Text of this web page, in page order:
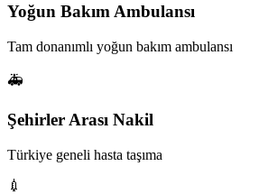
Yoğun Bakım Ambulansı
Tam donanımlı yoğun bakım ambulansı
🚑
Şehirler Arası Nakil
Türkiye geneli hasta taşıma
💉